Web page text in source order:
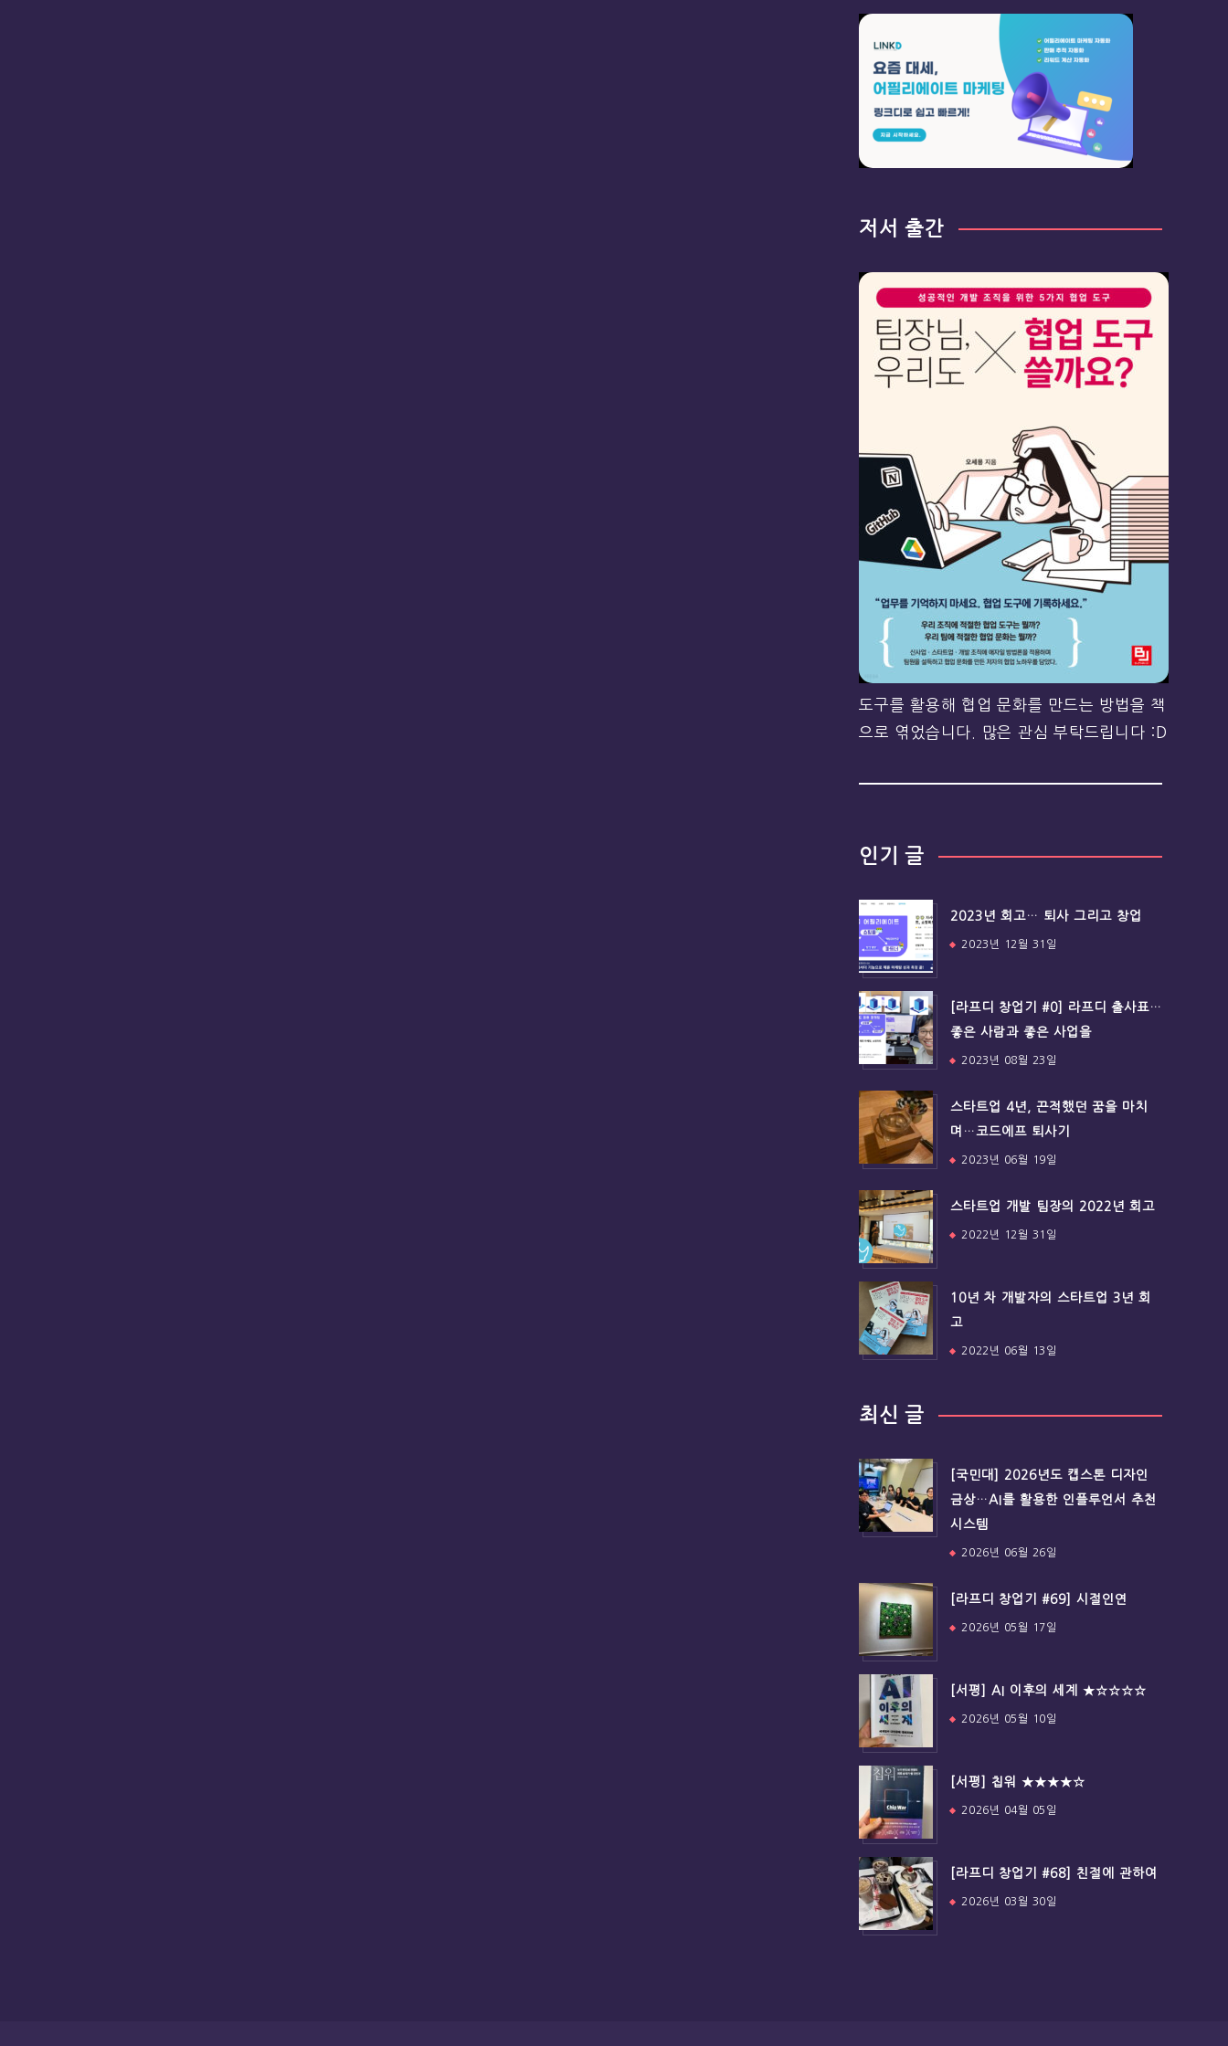
저서 출간
도구를 활용해 협업 문화를 만드는 방법을 책
으로 엮었습니다. 많은 관심 부탁드립니다 :D
인기 글
2023년 회고… 퇴사 그리고 창업
2023년 12월 31일
[라프디 창업기 #0] 라프디 출사표…
좋은 사람과 좋은 사업을
2023년 08월 23일
스타트업 4년, 끈적했던 꿈을 마치
며…코드에프 퇴사기
2023년 06월 19일
스타트업 개발 팀장의 2022년 회고
2022년 12월 31일
10년 차 개발자의 스타트업 3년 회
고
2022년 06월 13일
최신 글
[국민대] 2026년도 캡스톤 디자인
금상…AI를 활용한 인플루언서 추천
시스템
2026년 06월 26일
[라프디 창업기 #69] 시절인연
2026년 05월 17일
[서평] AI 이후의 세계 ★☆☆☆☆
2026년 05월 10일
[서평] 칩워 ★★★★☆
2026년 04월 05일
[라프디 창업기 #68] 친절에 관하여
2026년 03월 30일